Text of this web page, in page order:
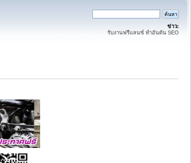
ข่าว:
รับงานฟรีแลนซ์ ทำอันดัน SEO